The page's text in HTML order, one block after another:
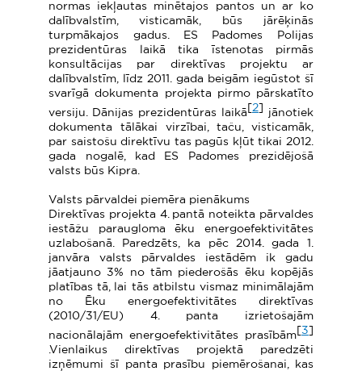
normas iekļautas minētajos pantos un ar ko
dalībvalstīm, visticamāk, būs jārēķinās
turpmākajos gadus. ES Padomes Polijas
prezidentūras laikā tika īstenotas pirmās
konsultācijas par direktīvas projektu ar
dalībvalstīm, līdz 2011. gada beigām iegūstot šī
svarīgā dokumenta projekta pirmo pārskatīto
versiju. Dānijas prezidentūras laikā 2
jānotiek
dokumenta tālākai virzībai, taču, visticamāk,
par saistošu direktīvu tas pagūs kļūt tikai 2012.
gada nogalē, kad ES Padomes prezidējošā
valsts būs Kipra.
Valsts pārvaldei piemēra pienākums
Direktīvas projekta 4. pantā noteikta pārvaldes
iestāžu paraugloma ēku energoefektivitātes
uzlabošanā. Paredzēts, ka pēc 2014. gada 1.
janvāra valsts pārvaldes iestādēm ik gadu
jāatjauno 3% no tām piederošās ēku kopējās
platības tā, lai tās atbilstu vismaz minimālajām
no Ēku energoefektivitātes direktīvas
(2010/31/EU) 4. panta izrietošajām
nacionālajām energoefektivitātes prasībām[3]
.Vienlaikus direktīvas projektā paredzēti
izņēmumi šī panta prasību piemērošanai, kas